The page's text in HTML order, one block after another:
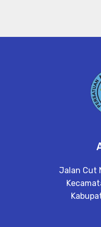
Jalan Cut